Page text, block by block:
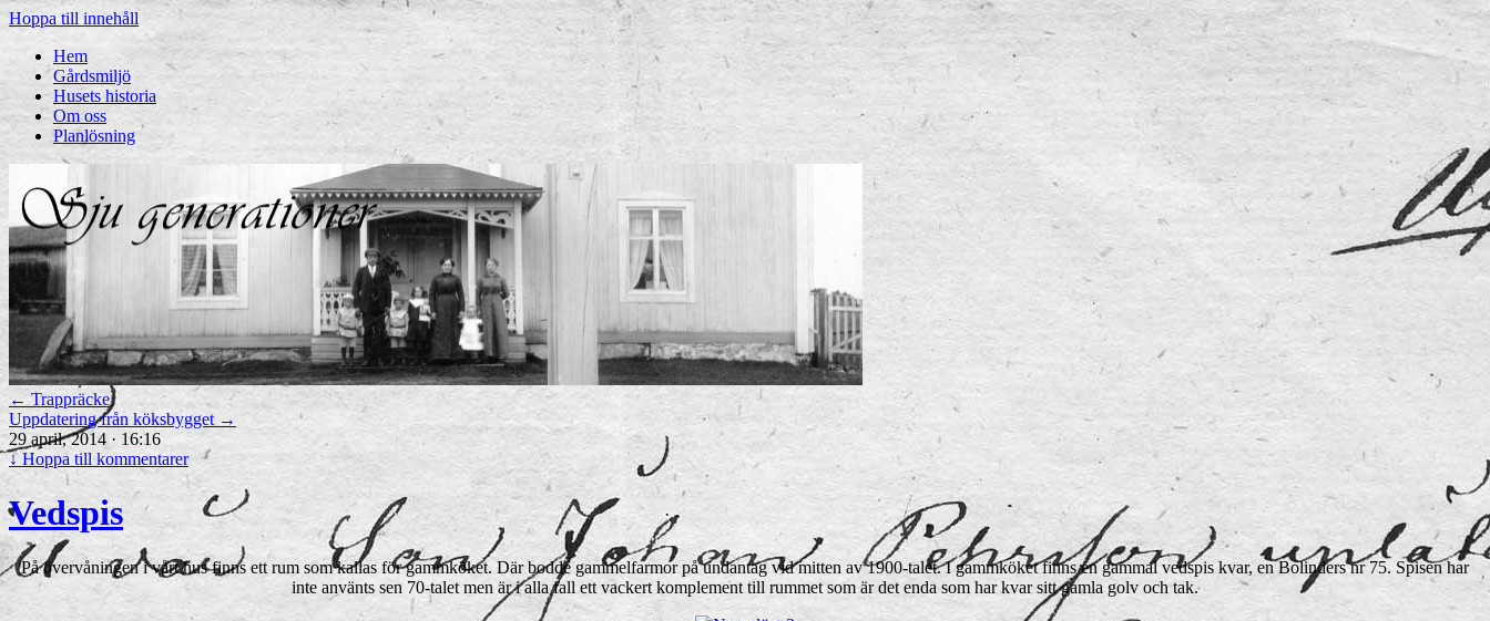
Hoppa till innehåll
Hem
Gårdsmiljö
Husets historia
Om oss
Planlösning
← Trappräcke
Uppdatering från köksbygget →
29 april, 2014 · 16:16
↓ Hoppa till kommentarer
Vedspis
På övervåningen i vårt hus finns ett rum som kallas för gammköket. Där bodde gammelfarmor på undantag vid mitten av 1900-talet. I gammköket finns en gammal vedspis kvar, en Bolinders nr 75. Spisen har
inte använts sen 70-talet men är i alla fall ett vackert komplement till rummet som är det enda som har kvar sitt gamla golv och tak.